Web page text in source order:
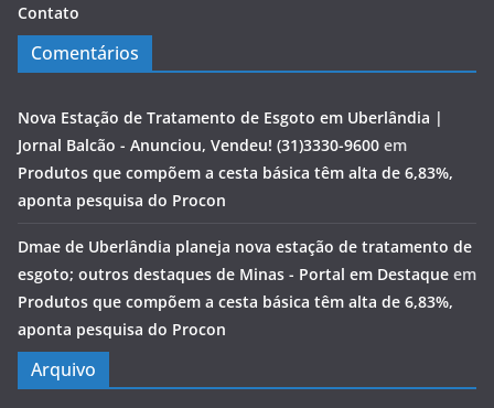
Contato
Comentários
Nova Estação de Tratamento de Esgoto em Uberlândia |
Jornal Balcão - Anunciou, Vendeu! (31)3330-9600 em
Produtos que compõem a cesta básica têm alta de 6,83%,
aponta pesquisa do Procon
Dmae de Uberlândia planeja nova estação de tratamento de
esgoto; outros destaques de Minas - Portal em Destaque em
Produtos que compõem a cesta básica têm alta de 6,83%,
aponta pesquisa do Procon
Arquivo